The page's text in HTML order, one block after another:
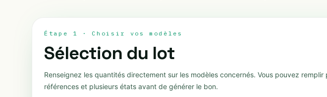
Étape 1 · Choisir vos modèles
Sélection du lot
Renseignez les quantités directement sur les modèles concernés. Vous pouvez remplir
références et plusieurs états avant de générer le bon.